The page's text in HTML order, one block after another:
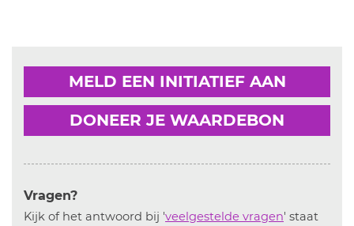
MELD EEN INITIATIEF AAN
DONEER JE WAARDEBON
Vragen?
Kijk of het antwoord bij 'veelgestelde vragen' staat